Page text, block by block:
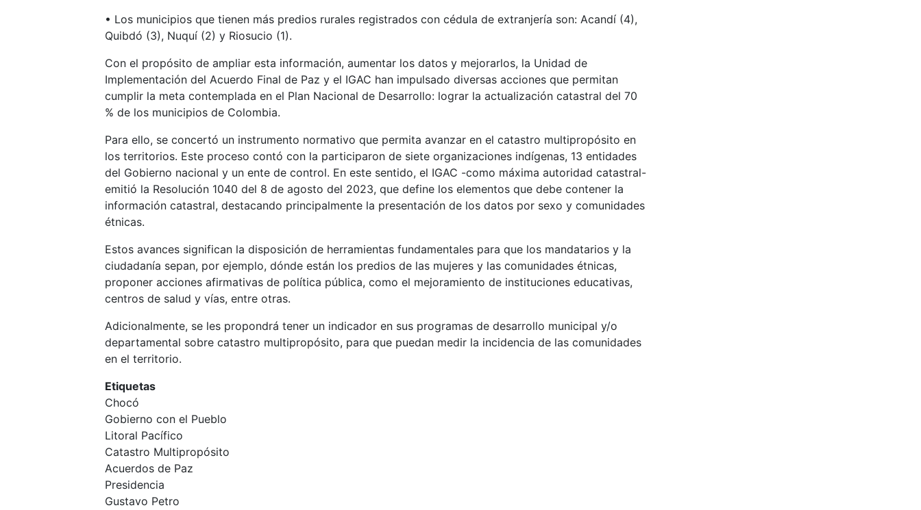
• Los municipios que tienen más predios rurales registrados con cédula de extranjería son: Acandí (4),
Quibdó (3), Nuquí (2) y Riosucio (1).
Con el propósito de ampliar esta información, aumentar los datos y mejorarlos, la Unidad de
Implementación del Acuerdo Final de Paz y el IGAC han impulsado diversas acciones que permitan
cumplir la meta contemplada en el Plan Nacional de Desarrollo: lograr la actualización catastral del 70
% de los municipios de Colombia.
Para ello, se concertó un instrumento normativo que permita avanzar en el catastro multipropósito en
los territorios. Este proceso contó con la participaron de siete organizaciones indígenas, 13 entidades
del Gobierno nacional y un ente de control. En este sentido, el IGAC -como máxima autoridad catastral-
emitió la Resolución 1040 del 8 de agosto del 2023, que define los elementos que debe contener la
información catastral, destacando principalmente la presentación de los datos por sexo y comunidades
étnicas.
Estos avances significan la disposición de herramientas fundamentales para que los mandatarios y la
ciudadanía sepan, por ejemplo, dónde están los predios de las mujeres y las comunidades étnicas,
proponer acciones afirmativas de política pública, como el mejoramiento de instituciones educativas,
centros de salud y vías, entre otras.
Adicionalmente, se les propondrá tener un indicador en sus programas de desarrollo municipal y/o
departamental sobre catastro multipropósito, para que puedan medir la incidencia de las comunidades
en el territorio.
Etiquetas
Chocó
Gobierno con el Pueblo
Litoral Pacífico
Catastro Multipropósito
Acuerdos de Paz
Presidencia
Gustavo Petro